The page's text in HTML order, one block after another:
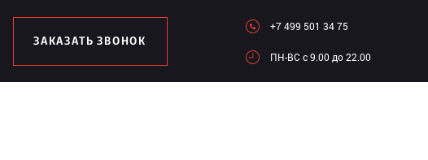
ЗАКАЗАТЬ ЗВОНОК
+7 499 501 34 75
ПН-ВC c 9.00 до 22.00